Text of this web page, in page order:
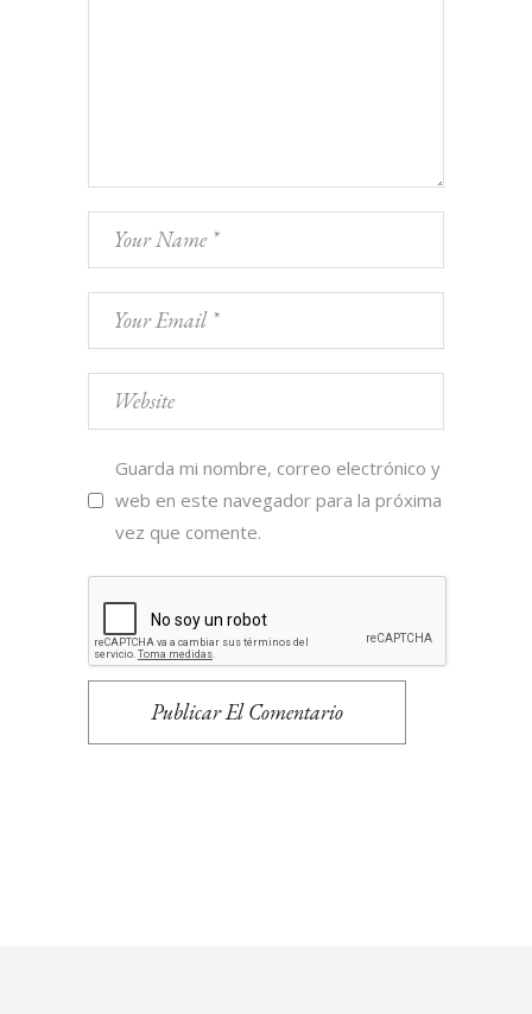
Guarda mi nombre, correo electrónico y
web en este navegador para la próxima
vez que comente.
Publicar El Comentario